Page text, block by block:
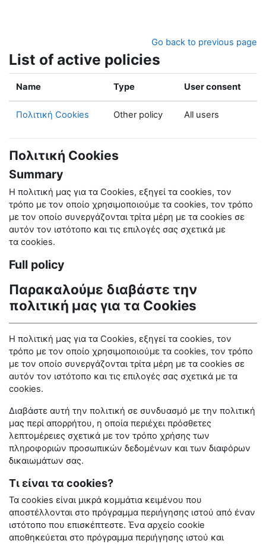
Go back to previous page
List of active policies
Name Type User consent
Πολιτική Cookies Other policy All users
Πολιτική Cookies
Summary
Η πολιτική μας για τα Cookies, εξηγεί τα cookies, τον
τρόπο με τον οποίο χρησιμοποιούμε τα cookies, τον τρόπο
με τον οποίο συνεργάζονται τρίτα μέρη με τα cookies σε
αυτόν τον ιστότοπο και τις επιλογές σας σχετικά με
τα cookies.
Full policy
Παρακαλούμε διαβάστε την
πολιτική μας για τα Cookies
Η πολιτική μας για τα Cookies, εξηγεί τα cookies, τον
τρόπο με τον οποίο χρησιμοποιούμε τα cookies, τον τρόπο
με τον οποίο συνεργάζονται τρίτα μέρη με τα cookies σε
αυτόν τον ιστότοπο και τις επιλογές σας σχετικά με τα
cookies.
Διαβάστε αυτή την πολιτική σε συνδυασμό με την πολιτική
μας περί απορρήτου, η οποία περιέχει πρόσθετες
λεπτομέρειες σχετικά με τον τρόπο χρήσης των
πληροφοριών προσωπικών δεδομένων και των διαφόρων
δικαιωμάτων σας.
Τι είναι τα cookies?
Τα cookies είναι μικρά κομμάτια κειμένου που
αποστέλλονται στο πρόγραμμα περιήγησης ιστού από έναν
ιστότοπο που επισκέπτεστε. Ένα αρχείο cookie
αποθηκεύεται στο πρόγραμμα περιήγησης ιστού και